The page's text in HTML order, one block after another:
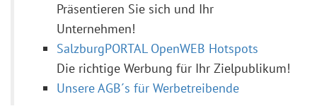
Präsentieren Sie sich und Ihr
Unternehmen!
SalzburgPORTAL OpenWEB Hotspots
Die richtige Werbung für Ihr Zielpublikum!
Unsere AGB´s für Werbetreibende